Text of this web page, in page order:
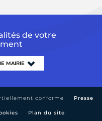
de votre
conforme Presse
Plan du site